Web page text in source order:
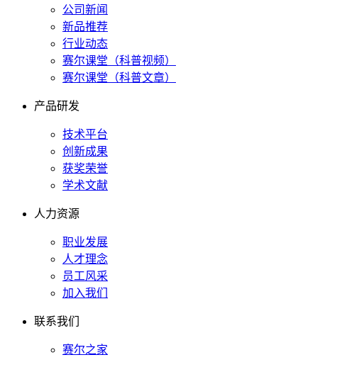
公司新闻
新品推荐
行业动态
赛尔课堂（科普视频）
赛尔课堂（科普文章）
产品研发
技术平台
创新成果
获奖荣誉
学术文献
人力资源
职业发展
人才理念
员工风采
加入我们
联系我们
赛尔之家